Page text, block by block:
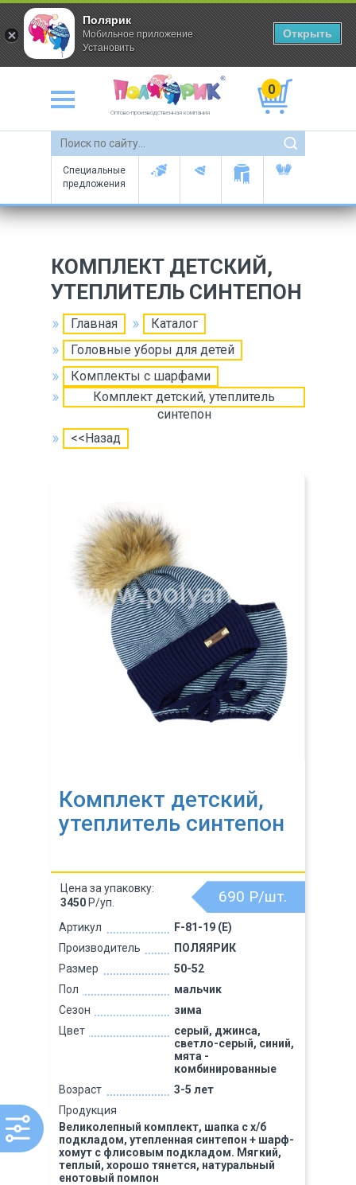
Оптово-производственная компания
0
Специальные
предложения
КОМПЛЕКТ ДЕТСКИЙ,
УТЕПЛИТЕЛЬ СИНТЕПОН
Главная
Каталог
Головные уборы для детей
Комплекты с шарфами
Комплект детский, утеплитель
синтепон
<<Назад
Комплект детский,
утеплитель синтепон
Артикул
F-81-19 (Е)
Производитель
ПОЛЯЯРИК
Размер
50-52
Пол
мальчик
Сезон
зима
Цвет
серый, джинса,
светло-серый, синий,
мята -
комбинированные
Возраст
3-5 лет
Продукция
Великолепный комплект, шапка с х/б
подкладом, утепленная синтепон + шарф-
хомут с флисовым подкладом. Мягкий,
теплый, хорошо тянется, натуральный
енотовый помпон
690 Р/шт.
Цена за упаковку:
3450 Р/уп.
Полярик
Мобильное приложение
Установить
Открыть